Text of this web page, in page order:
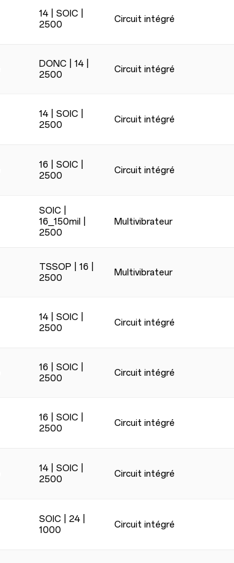
14 | SOIC |
2500
Circuit intégré
DONC | 14 |
2500
Circuit intégré
14 | SOIC |
2500
Circuit intégré
16 | SOIC |
2500
Circuit intégré
SOIC |
16_150mil |
2500
Multivibrateur
TSSOP | 16 |
2500
Multivibrateur
14 | SOIC |
2500
Circuit intégré
16 | SOIC |
2500
Circuit intégré
16 | SOIC |
2500
Circuit intégré
14 | SOIC |
2500
Circuit intégré
SOIC | 24 |
1000
Circuit intégré